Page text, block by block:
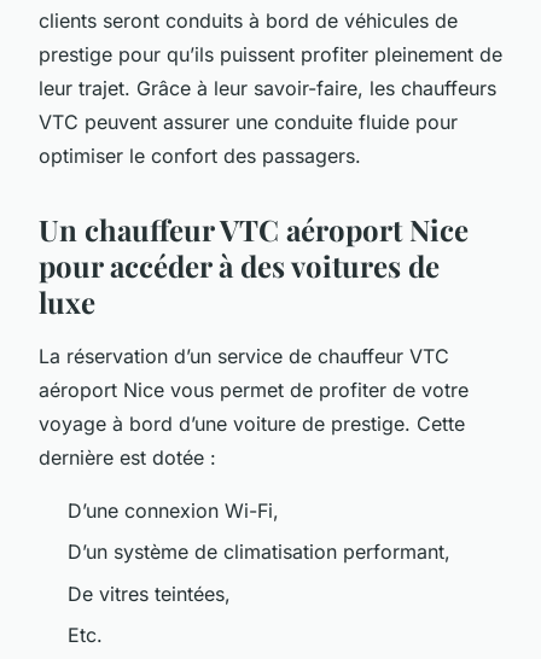
clients seront conduits à bord de véhicules de
prestige pour qu’ils puissent profiter pleinement de
leur trajet. Grâce à leur savoir-faire, les chauffeurs
VTC peuvent assurer une conduite fluide pour
optimiser le confort des passagers.
Un chauffeur VTC aéroport Nice
pour accéder à des voitures de
luxe
La réservation d’un service de chauffeur VTC
aéroport Nice vous permet de profiter de votre
voyage à bord d’une voiture de prestige. Cette
dernière est dotée :
D’une connexion Wi-Fi,
D’un système de climatisation performant,
De vitres teintées,
Etc.